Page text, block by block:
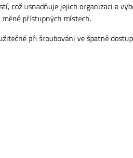
což usnadňuje jejich organizaci a
přístupných místech.
při šroubování ve špatně